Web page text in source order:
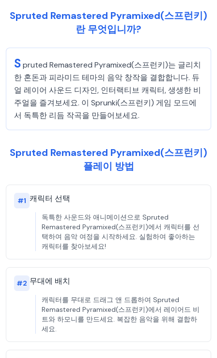
Spruted Remastered Pyramixed(스프런키)
란 무엇입니까?
Spruted Remastered Pyramixed(스프런키)는 글리치
한 혼돈과 피라미드 테마의 음악 창작을 결합합니다. 듀
얼 레이어 사운드 디자인, 인터랙티브 캐릭터, 생생한 비
주얼을 즐겨보세요. 이 Sprunki(스프런키) 게임 모드에
서 독특한 리듬 작곡을 만들어보세요.
Spruted Remastered Pyramixed(스프런키)
플레이 방법
#1 캐릭터 선택
독특한 사운드와 애니메이션으로 Spruted
Remastered Pyramixed(스프런키)에서 캐릭터를 선
택하여 음악 여정을 시작하세요. 실험하여 좋아하는
캐릭터를 찾아보세요!
#2 무대에 배치
캐릭터를 무대로 드래그 앤 드롭하여 Spruted
Remastered Pyramixed(스프런키)에서 레이어드 비
트와 하모니를 만드세요. 복잡한 음악을 위해 결합하
세요.